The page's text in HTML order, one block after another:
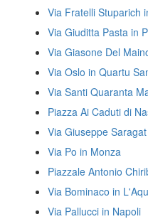
Via Fratelli Stuparich
Via Giuditta Pasta in
Via Giasone Del
Via Oslo in Quartu
Via Santi Quaranta
Piazza Ai Caduti di
Via Giuseppe
Via Po in Monza
Piazzale Antonio
Via Bominaco in
Via Pallucci in Napoli